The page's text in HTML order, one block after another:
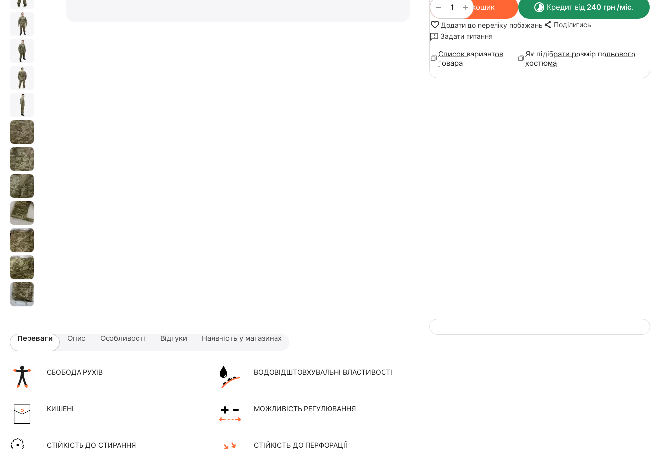
+
− У кошик Кредит від 240 грн /міс.
Додати до переліку побажань
Поділитись
Задати питання
Список вариантов
товара
Як підібрати розмір польового
костюма
Переваги Опис Особливості Відгуки Наявність у магазинах
СВОБОДА РУХІВ ВОДОВІДШТОВХУВАЛЬНІ ВЛАСТИВОСТІ
КИШЕНІ МОЖЛИВІСТЬ РЕГУЛЮВАННЯ
СТІЙКІСТЬ ДО СТИРАННЯ СТІЙКІСТЬ ДО ПЕРФОРАЦІЇ